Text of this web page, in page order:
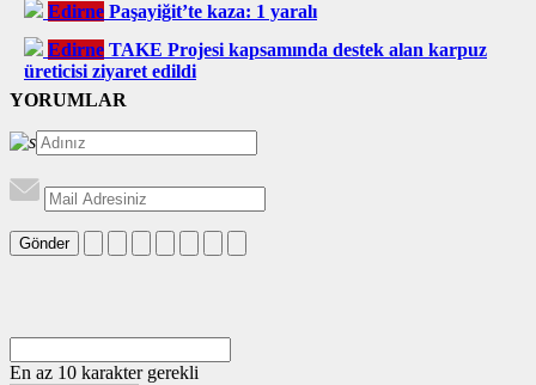
Edirne Paşayiğit’te kaza: 1 yaralı
Edirne TAKE Projesi kapsamında destek alan karpuz
üreticisi ziyaret edildi
YORUMLAR
Gönder
En az 10 karakter gerekli